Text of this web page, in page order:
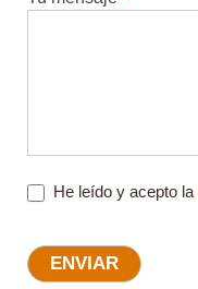
He leído y acepto la
ENVIAR